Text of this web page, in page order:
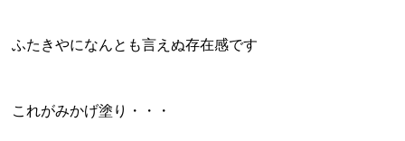
ふたきやになんとも言えぬ存在感です
これがみかげ塗り・・・